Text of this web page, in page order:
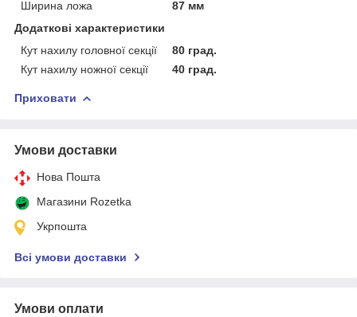
Ширина ложа
87 мм
Додаткові характеристики
Кут нахилу головної секції
80 град.
Кут нахилу ножної секції
40 град.
Приховати
Умови доставки
Нова Пошта
Магазини Rozetka
Укрпошта
Всі умови доставки
Умови оплати